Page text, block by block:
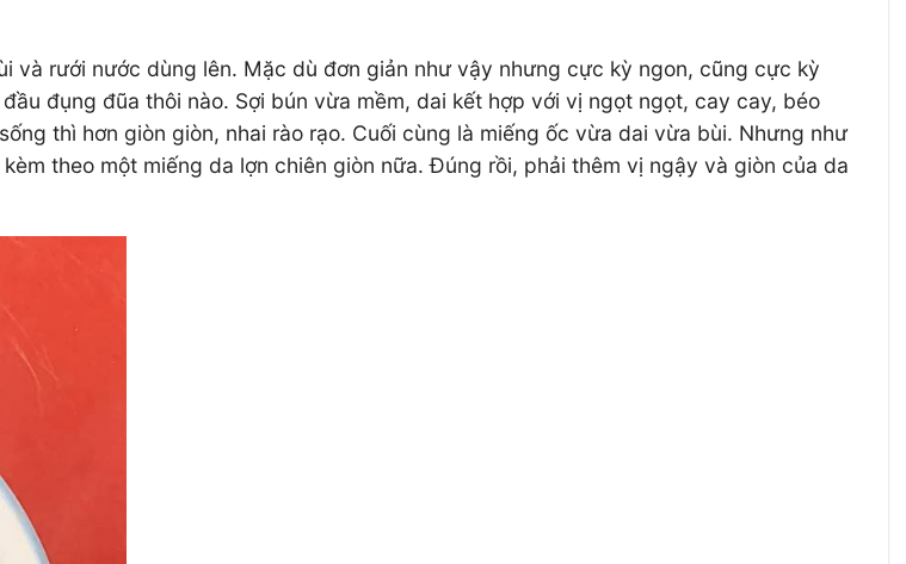
và rưới nước dùng lên. Mặc dù đơn giản như vậy nhưng cực kỳ ngon, cũng cực kỳ
đụng đũa thôi nào. Sợi bún vừa mềm, dai kết hợp với vị ngọt ngọt, cay cay, béo
thì hơn giòn giòn, nhai rào rạo. Cuối cùng là miếng ốc vừa dai vừa bùi. Nhưng như
theo một miếng da lợn chiên giòn nữa. Đúng rồi, phải thêm vị ngậy và giòn của da